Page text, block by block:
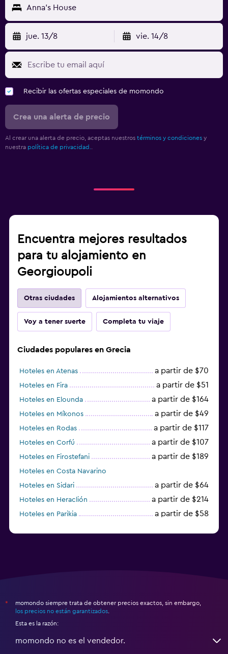
Anna's House
jue. 13/8 vie. 14/8
Recibir las ofertas especiales de momondo
Crea una alerta de precio
Al crear una alerta de precio, aceptas nuestros términos y condiciones y
nuestra política de privacidad.
Encuentra mejores resultados
para tu alojamiento en
Georgioupoli
Otras ciudades Alojamientos alternativos
Voy a tener suerte Completa tu viaje
Ciudades populares en Grecia
Hoteles en Atenas a partir de $70
Hoteles en Fira a partir de $51
Hoteles en Elounda a partir de $164
Hoteles en Míkonos a partir de $49
Hoteles en Rodas a partir de $117
Hoteles en Corfú a partir de $107
Hoteles en Firostefani a partir de $189
Hoteles en Costa Navarino
Hoteles en Sidari
a partir de $64
Hoteles en Heraclión a partir de $214
Hoteles en Parikia a partir de $58
*
momondo siempre trata de obtener precios exactos, sin embargo,
los precios no están garantizados
Esta es la razón:
momondo no es el vendedor.